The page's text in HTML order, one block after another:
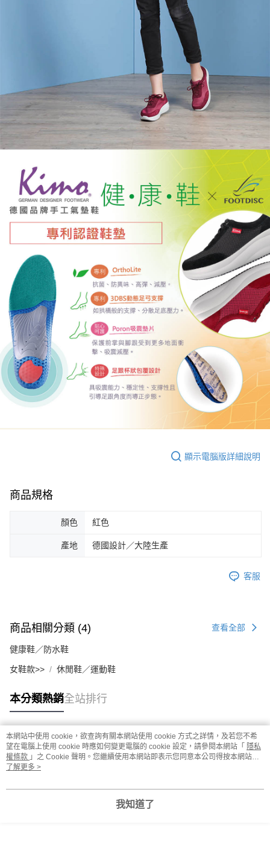
顯示電腦版詳細說明
商品規格
顏色 紅色
產地 德國設計／大陸生產
客服
商品相關分類 (4) 查看全部
健康鞋／防水鞋
女鞋款>> 休閒鞋／運動鞋
本分類熱銷全站排行
熱門標籤
本網站中使用 cookie，欲查詢有關本網站使用 cookie 方式之詳情，及若您不希
望在電腦上使用 cookie 時應如何變更電腦的 cookie 設定，請參閱本網站「 隱私
權條款 」之 Cookie 聲明。您繼續使用本網站即表示您同意本公司得按本網站使
用條款之 Cookie 聲明使用 cookie。
了解更多 >
我知道了